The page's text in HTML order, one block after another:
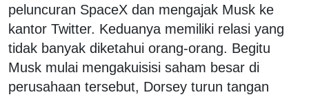
peluncuran SpaceX dan mengajak Musk ke
kantor Twitter. Keduanya memiliki relasi yang
tidak banyak diketahui orang-orang. Begitu
Musk mulai mengakuisisi saham besar di
perusahaan tersebut, Dorsey turun tangan